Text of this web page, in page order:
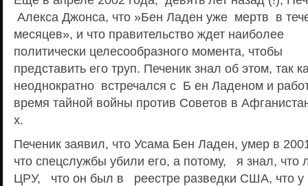
Алекса Джонса, что »Бен Ладен уже мертв в
месяцев», и что правительство ждет наиболее
политически целесообразного момента, чтобы
представить его труп. Печеник знал об этом, так
неоднократно встречался с Б ен Ладеном и
время тайной войны против Советов в
х.
Печеник заявил, что Усама Бен Ладен, умер в
что спецслужбы убили его, а потому, я знал, что
ЦРУ, что он был в реестре разведки США, что у